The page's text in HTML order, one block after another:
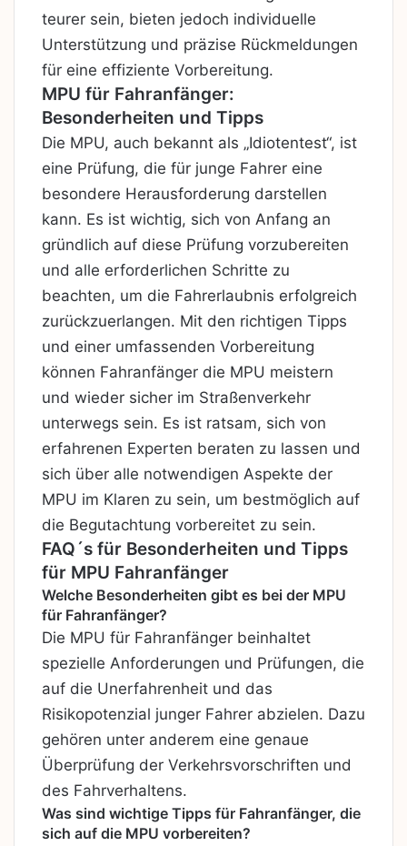
teurer sein, bieten jedoch individuelle
Unterstützung und präzise Rückmeldungen
für eine effiziente Vorbereitung.
MPU für Fahranfänger:
Besonderheiten und Tipps
Die MPU, auch bekannt als „Idiotentest“, ist
eine Prüfung, die für junge Fahrer eine
besondere Herausforderung darstellen
kann. Es ist wichtig, sich von Anfang an
gründlich auf diese Prüfung vorzubereiten
und alle erforderlichen Schritte zu
beachten, um die Fahrerlaubnis erfolgreich
zurückzuerlangen. Mit den richtigen Tipps
und einer umfassenden Vorbereitung
können Fahranfänger die MPU meistern
und wieder sicher im Straßenverkehr
unterwegs sein. Es ist ratsam, sich von
erfahrenen Experten beraten zu lassen und
sich über alle notwendigen Aspekte der
MPU im Klaren zu sein, um bestmöglich auf
die Begutachtung vorbereitet zu sein.
FAQ´s für Besonderheiten und Tipps
für MPU Fahranfänger
Welche Besonderheiten gibt es bei der MPU
für Fahranfänger?
Die MPU für Fahranfänger beinhaltet
spezielle Anforderungen und Prüfungen, die
auf die Unerfahrenheit und das
Risikopotenzial junger Fahrer abzielen. Dazu
gehören unter anderem eine genaue
Überprüfung der Verkehrsvorschriften und
des Fahrverhaltens.
Was sind wichtige Tipps für Fahranfänger, die
sich auf die MPU vorbereiten?